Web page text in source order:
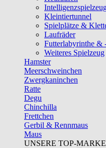
Kleintiertunnel
Spielplätze &
Laufräder
Futterlabyrinthe &
Weiteres Spielzeug
Hamster
Meerschweinchen
Zwergkaninchen
Ratte
Degu
Chinchilla
Frettchen
Gerbil & Rennmaus
Maus
UNSERE TOP-